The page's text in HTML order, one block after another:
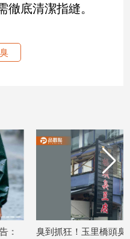
徹底清潔指縫。
臭豆腐碧潭開店 居
冷氣吹